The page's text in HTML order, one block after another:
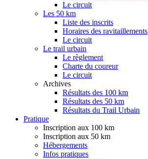
Le circuit
Les 50 km
Liste des inscrits
Horaires des ravitaillements
Le circuit
Le trail urbain
Le règlement
Charte du coureur
Le circuit
Archives
Résultats des 100 km
Résultats des 50 km
Résultats du Trail Urbain
Pratique
Inscription aux 100 km
Inscription aux 50 km
Hébergements
Infos pratiques